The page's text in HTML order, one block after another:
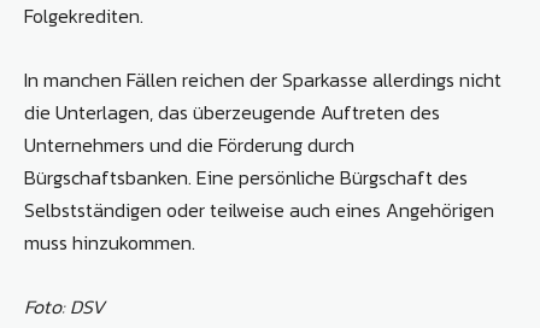
Folgekrediten.
In manchen Fällen reichen der Sparkasse allerdings nicht
die Unterlagen, das überzeugende Auftreten des
Unternehmers und die Förderung durch
Bürgschaftsbanken. Eine persönliche Bürgschaft des
Selbstständigen oder teilweise auch eines Angehörigen
muss hinzukommen.
Foto: DSV